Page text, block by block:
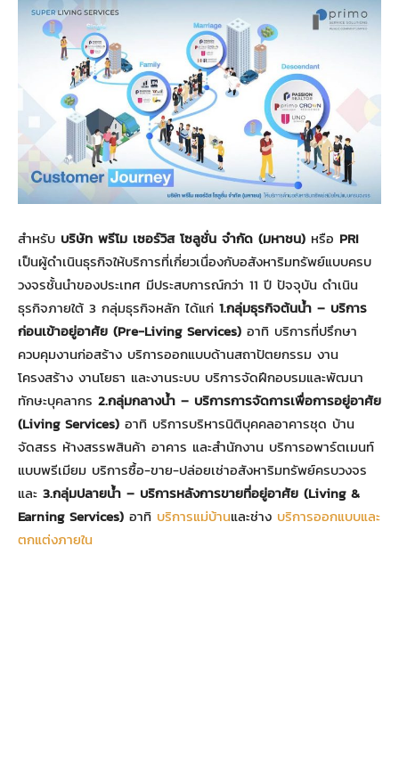
สำหรับ บริษัท พรีโม​ เซอร์วิส โซลูชั่น จำกัด (มหาชน) หรือ PRI
เป็นผู้ดำเนินธุรกิจให้บริการที่เกี่ยวเนื่องกับอสังหาริมทรัพย์แบบครบ
วงจรชั้นนำของประเทศ มีประสบการณ์กว่า 11 ปี ปัจจุบัน ดำเนิน
ธุรกิจภายใต้ 3 กลุ่มธุรกิจหลัก ได้แก่ 1.กลุ่มธุรกิจต้นน้ำ – บริการ
ก่อนเข้าอยู่อาศัย (Pre-Living Services) อาทิ บริการที่ปรึกษา
ควบคุมงานก่อสร้าง บริการออกแบบด้านสถาปัตยกรรม งาน
โครงสร้าง งานโยธา และงานระบบ บริการจัดฝึกอบรมและพัฒนา
ทักษะบุคลากร 2.กลุ่มกลางน้ำ – บริการการจัดการเพื่อการอยู่อาศัย
(Living Services) อาทิ บริการบริหารนิติบุคคลอาคารชุด บ้าน
จัดสรร ห้างสรรพสินค้า อาคาร และสำนักงาน บริการอพาร์ตเมนท์
แบบพรีเมียม บริการซื้อ-ขาย-ปล่อยเช่าอสังหาริมทรัพย์ครบวงจร
และ 3.กลุ่มปลายน้ำ – บริการหลังการขายที่อยู่อาศัย (Living &
Earning Services) อาทิ บริการแม่บ้านและช่าง บริการออกแบบและ
ตกแต่งภายใน